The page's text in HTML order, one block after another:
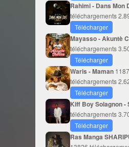
Rahimi - Dans Mon
téléchargements
Télécharger
Mayasso - Akuntè
téléchargements
Télécharger
Waris - Maman
téléchargements
Télécharger
Kiff Boy Solagnon -
téléchargements
Télécharger
Ras Manga